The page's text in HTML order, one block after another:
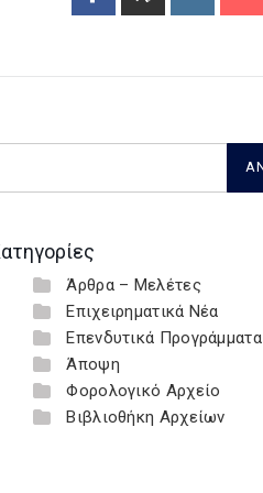
Άρθρα – Μελέτες
Επιχειρηματικά Νέα
Επενδυτικά Προγράμματα
Άποψη
Φορολογικό Αρχείο
Βιβλιοθήκη Αρχείων